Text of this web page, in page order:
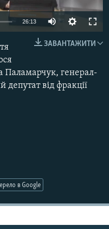
26:13
ЗАВАНТАЖИТИ
Паламарчук, генерал-
депутат від фракції
в Google